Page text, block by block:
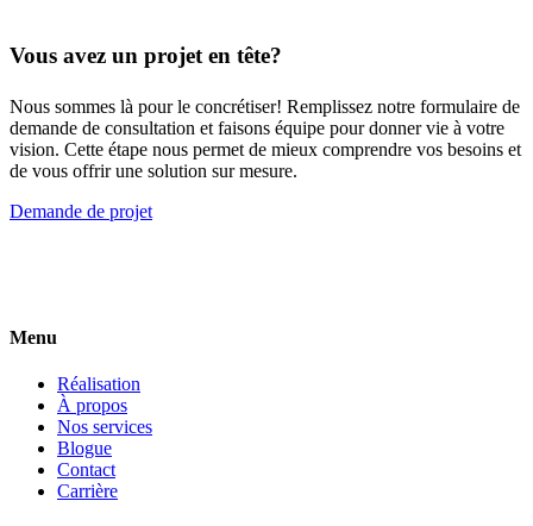
Vous avez un projet en tête?
Nous sommes là pour le concrétiser! Remplissez notre formulaire de
demande de consultation et faisons équipe pour donner vie à votre
vision. Cette étape nous permet de mieux comprendre vos besoins et
de vous offrir une solution sur mesure.
Demande de projet
Menu
Réalisation
À propos
Nos services
Blogue
Contact
Carrière